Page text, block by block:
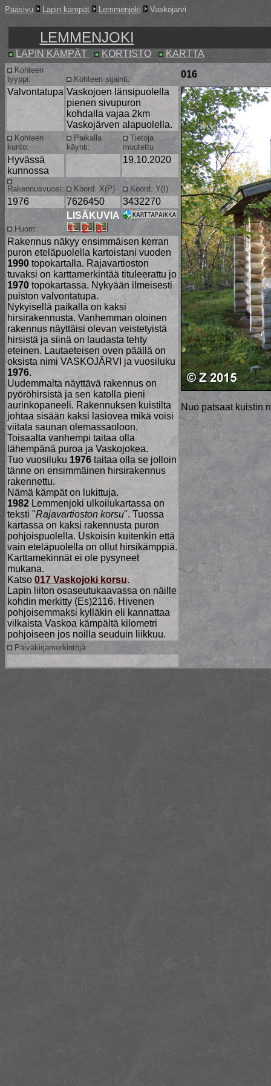
Pääsivu Lapin kämpät Lemmenjoki Vaskojärvi
LEMMENJOKI
LAPIN KÄMPÄT KORTISTO KARTTA
Kohteen
tyyppi:
Kohteen sijainti:
016
Valvontatupa Vaskojoen länsipuolella
pienen sivupuron
kohdalla vajaa 2km
Vaskojärven alapuolella.
Nuo patsaat kuistin
Kohteen
kunto:
Paikalla
käynti:
Tietoja
muutettu
Hyvässä
kunnossa
19.10.2020
Rakennusvuosi: Koord. X(P) Koord. Y(I)
1976 7626450 3432270
Huom:
LISÄKUVIA
Rakennus näkyy ensimmäisen kerran
puron eteläpuolella kartoistani vuoden
1990topokartalla. Rajavartioston
tuvaksi on karttamerkintää tituleerattu jo
1970topokartassa. Nykyään ilmeisesti
puiston valvontatupa.
Nykyisellä paikalla on kaksi
hirsirakennusta. Vanhemman oloinen
rakennus näyttäisi olevan veistetyistä
hirsistä ja siinä on laudasta tehty
eteinen. Lautaeteisen oven päällä on
oksista nimi VASKOJÄRVI ja vuosiluku
1976.
Uudemmalta näyttävä rakennus on
pyöröhirsistä ja sen katolla pieni
aurinkopaneeli. Rakennuksen kuistilta
johtaa sisään kaksi lasiovea mikä voisi
viitata saunan olemassaoloon.
Toisaalta vanhempi taitaa olla
lähempänä puroa ja Vaskojokea.
Tuo vuosiluku 1976 taitaa olla se jolloin
tänne on ensimmäinen hirsirakennus
rakennettu.
Nämä kämpät on lukittuja.
1982 Lemmenjoki ulkoilukartassa on
teksti "Rajavartioston korsu". Tuossa
kartassa on kaksi rakennusta puron
pohjoispuolella. Uskoisin kuitenkin että
vain eteläpuolella on ollut hirsikämppiä.
Karttamekinnät ei ole pysyneet
mukana.
Katso 017 Vaskojoki korsu.
Lapin liiton osaseutukaavassa on näille
kohdin merkitty (Es)2116. Hivenen
pohjoisemmaksi kylläkin eli kannattaa
vilkaista Vaskoa kämpältä kilometri
pohjoiseen jos noilla seuduin liikkuu.
Päiväkirjamerkintöjä: